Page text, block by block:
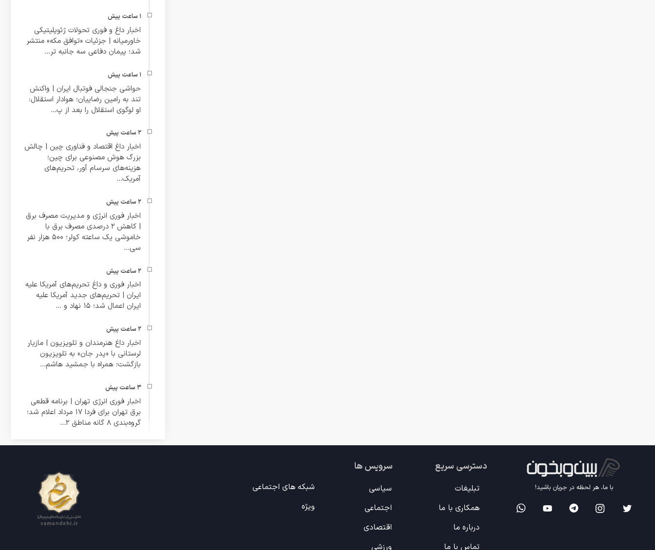
اخبار داغ و فوری تحولات ژئوپلیتیکی
خاورمیانه | جزئیات «توافق مکه» منتشر
شد؛ پیمان دفاعی سه‌ جانبه تر...
حواشی جنجالی فوتبال ایران | واکنش
تند به رامین رضاییان؛ هوادار استقلال:
او لوگوی استقلال را بعد از پ...
اخبار داغ اقتصاد و فناوری چین | چالش
بزرگ هوش مصنوعی برای چین؛
هزینه‌های سرسام‌ آور، تحریم‌های
آمریک...
اخبار فوری انرژی و مدیریت مصرف برق
| کاهش ۲ درصدی مصرف برق با
خاموشی یک‌ ساعته کولر؛ ۵۰۰ هزار نفر
سی...
اخبار فوری و داغ تحریم‌های آمریکا علیه
ایران | تحریم‌های جدید آمریکا علیه
ایران اعمال شد؛ ۱۵ نهاد و ...
اخبار داغ هنرمندان و تلویزیون | مازیار
لرستانی با «پدر جان» به تلویزیون
بازگشت؛ همراه با جمشید هاشم‌...
اخبار فوری انرژی تهران | برنامه قطعی
برق تهران برای فردا ۱۷ مرداد اعلام شد؛
گروه‌بندی ۸ گانه مناطق ۲...
با ما، هر لحظه در جریان باشید!
دسترسی سریع
تبلیغات
همکاری با ما
درباره ما
تماس با ما
سرویس ها
سیاسی
اجتماعی
اقتصادی
ورزشی
شبکه های اجتماعی
ویژه